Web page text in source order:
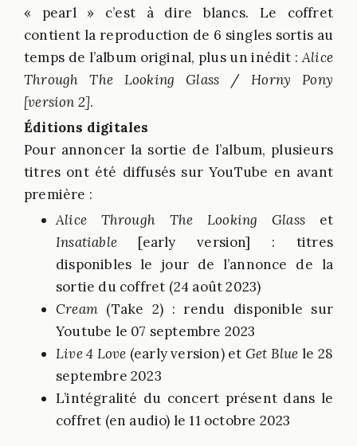
« pearl » c’est à dire blancs. Le coffret
contient la reproduction de 6 singles sortis au
temps de l’album original, plus un inédit :Alice
Through The Looking Glass /Horny Pony
[version 2].
Éditions digitales
Pour annoncer la sortie de l’album, plusieurs
titres ont été diffusés sur YouTube en avant
première :
Alice Through The Looking Glasset
Insatiable [early version] : titres
disponibles le jour de l’annonce de la
sortie du coffret (24 août 2023)
Cream (Take 2) : rendu disponible sur
Youtube le 07 septembre 2023
Live 4 Love (early version) et Get Blue le 28
septembre 2023
L’intégralité du concert présent dans le
coffret (en audio) le 11 octobre 2023